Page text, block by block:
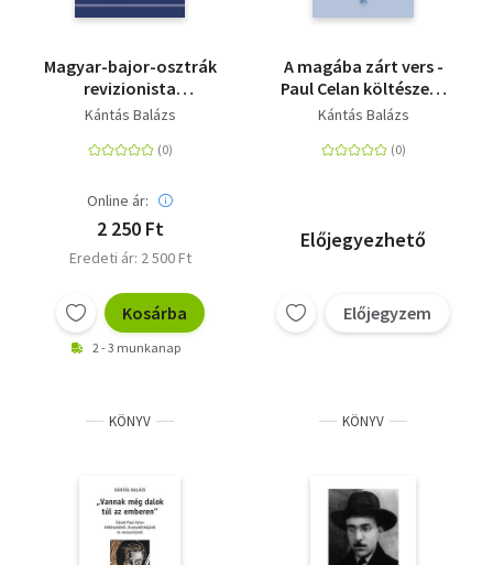
Magyar-bajor-osztrák
revizionista
együttműködési
Kántás Balázs
Online ár:
2 250 Ft
Eredeti ár: 2 500 Ft
Kosárba
2 - 3 munkanap
A magába zárt vers -
Paul Celan költészete
körül
Kántás Balázs
Előjegyezhető
Előjegyzem
KÖNYV KÖNYV